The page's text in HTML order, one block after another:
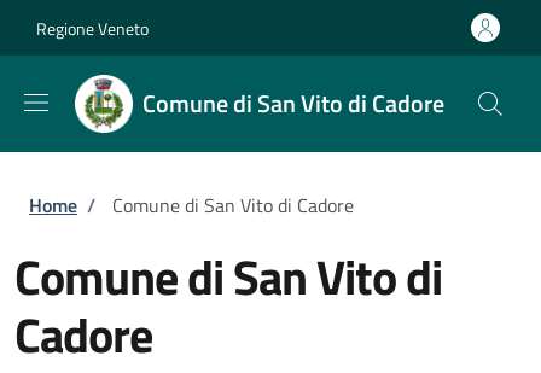
Regione Veneto
Comune di San Vito di Cadore
Briciole di pane
Home / Comune di San Vito di Cadore
Comune di San Vito di
Cadore